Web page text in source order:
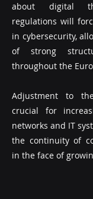
about digital
regulations will
in cybersecurity,
of strong
throughout the
Adjustment to
crucial for
networks and IT
the continuity of
in the face of